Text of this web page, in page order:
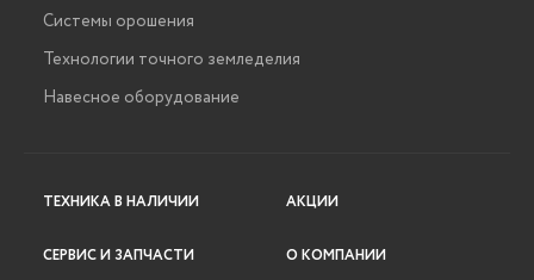
Системы орошения
Технологии точного земледелия
Навесное оборудование
ТЕХНИКА В НАЛИЧИИ
СЕРВИС И ЗАПЧАСТИ
АКЦИИ
О КОМПАНИИ